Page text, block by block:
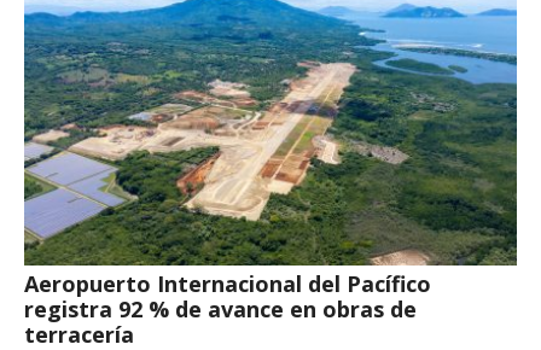
Aeropuerto Internacional del Pacífico
registra 92 % de avance en obras de
terracería